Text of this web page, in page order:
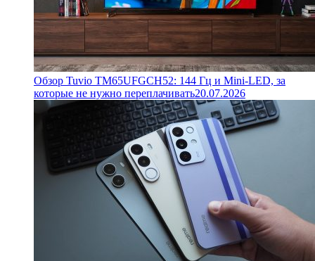
Обзор Tuvio TM65UFGCH52: 144 Гц и Mini-LED, за
которые не нужно переплачивать20.07.2026